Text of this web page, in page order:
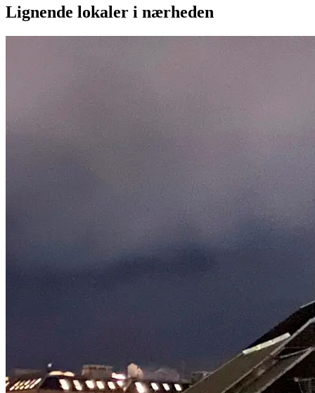
Lignende lokaler i nærheden